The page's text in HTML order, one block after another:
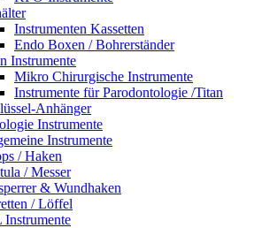
Instrumenten Kassetten
Endo Boxen / Bohrerständer
Instrumente
Mikro Chirurgische Instrumente
Instrumente für Parodontologie /Titan
Anhänger
Instrumente
Instrumente
/ Haken
/ Messer
& Wundhaken
/ Löffel
Instrumente